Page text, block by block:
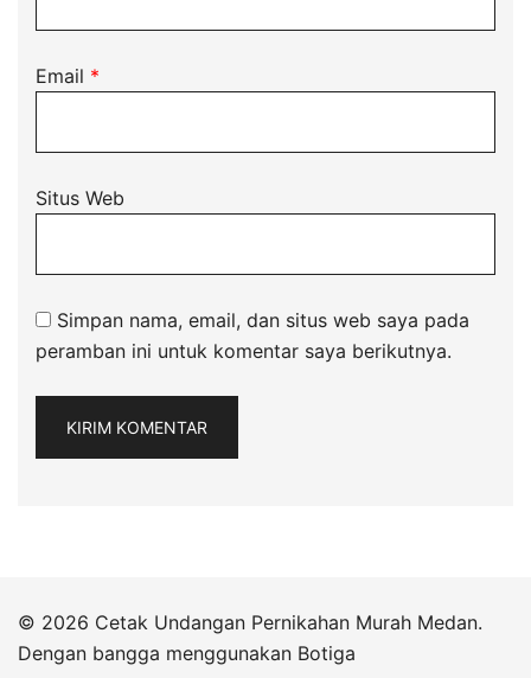
Email *
Situs Web
Simpan nama, email, dan situs web saya pada
peramban ini untuk komentar saya berikutnya.
© 2026 Cetak Undangan Pernikahan Murah Medan.
Dengan bangga menggunakan Botiga